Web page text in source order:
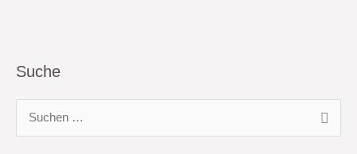
Suche